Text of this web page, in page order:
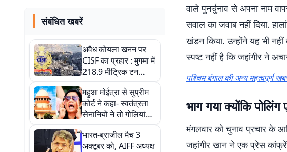
संबंधित खबरें
अवैध कोयला खनन पर
CISF का प्रहार : मुगमा में
218.9 मीट्रिक टन
कोयला जब्त, जानें कितनी
है कीमत
महुआ मोईत्रा से सुप्रीम
कोर्ट ने कहा- स्वतंत्रता
सेनानियों ने तो गोलियां
खायीं थीं, आपको अंडे से
डर क्यों?
भारत-ब्राजील मैच 3
अक्टूबर को, AIFF अध्यक्ष
वाले पुनर्चुनाव से अपना नाम
सवाल का जवाब नहीं दिया.
खंडन किया. उन्होंने यह भी
स्पष्ट नहीं है कि जहांगीर ने
पश्चिम बंगाल की अन्य महत्वपूर्ण
भाग गया क्योंकि पोलिंग
मंगलवार को चुनाव प्रचार के
जहांगीर खान ने एक प्रेस